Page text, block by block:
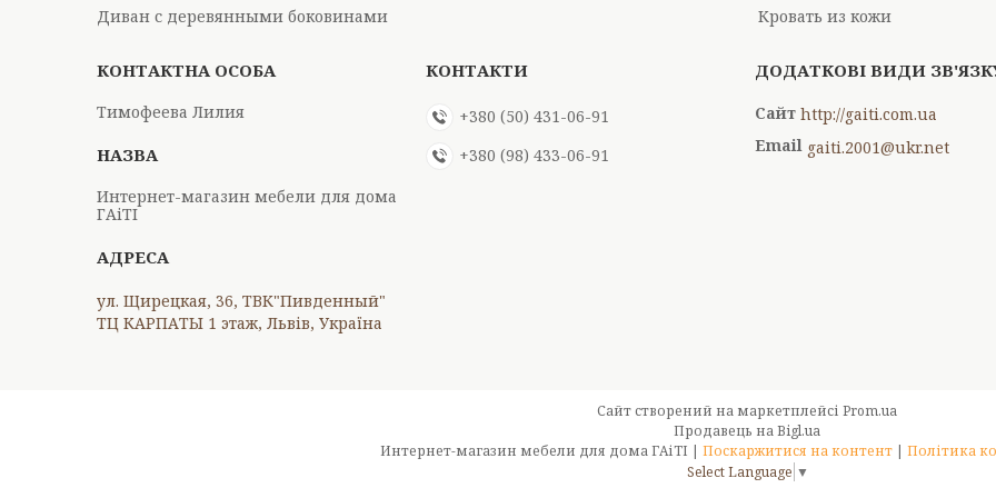
Диван с деревянными боковинами
Кровать из кожи
Тимофеева Лилия
Интернет-магазин мебели для дома
ГАіТІ
ул. Щирецкая, 36, ТВК"Пивденный"
ТЦ КАРПАТЫ 1 этаж, Львів, Україна
+380 (50) 431-06-91
+380 (98) 433-06-91
http://gaiti.com.ua
gaiti.2001@ukr.net
Сайт створений на маркетплейсі Prom.ua
Продавець на Bigl.ua
Интернет-магазин мебели для дома ГАіТІ | Поскаржитися на контент | Політика
Select Language ▼